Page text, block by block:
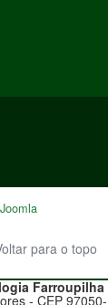
Joomla
para o topo
Farroupilha
- CEP 97050-